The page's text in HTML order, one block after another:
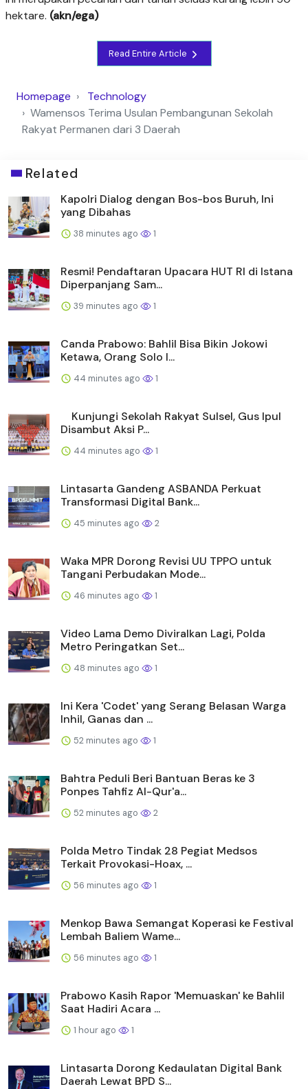
hektare. (akn/ega)
Read Entire Article
Homepage
Technology
Wamensos Terima Usulan Pembangunan Sekolah
Rakyat Permanen dari 3 Daerah
Related
Kapolri Dialog dengan Bos-bos Buruh, Ini
yang Dibahas
38 minutes ago 1
Resmi! Pendaftaran Upacara HUT RI di Istana
Diperpanjang Sam...
39 minutes ago 1
Canda Prabowo: Bahlil Bisa Bikin Jokowi
Ketawa, Orang Solo I...
44 minutes ago 1
Kunjungi Sekolah Rakyat Sulsel, Gus Ipul
Disambut Aksi P...
44 minutes ago 1
Lintasarta Gandeng ASBANDA Perkuat
Transformasi Digital Bank...
45 minutes ago 2
Waka MPR Dorong Revisi UU TPPO untuk
Tangani Perbudakan Mode...
46 minutes ago 1
Video Lama Demo Diviralkan Lagi, Polda
Metro Peringatkan Set...
48 minutes ago 1
Ini Kera 'Codet' yang Serang Belasan Warga
Inhil, Ganas dan ...
52 minutes ago 1
Bahtra Peduli Beri Bantuan Beras ke 3
Ponpes Tahfiz Al-Qur'a...
52 minutes ago 2
Polda Metro Tindak 28 Pegiat Medsos
Terkait Provokasi-Hoax, ...
56 minutes ago 1
Menkop Bawa Semangat Koperasi ke Festival
Lembah Baliem Wame...
56 minutes ago 1
Prabowo Kasih Rapor 'Memuaskan' ke Bahlil
Saat Hadiri Acara ...
1 hour ago 1
Lintasarta Dorong Kedaulatan Digital Bank
Daerah Lewat BPD S...